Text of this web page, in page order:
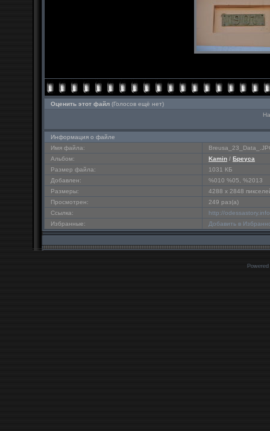
Оценить этот файл (Голосов ещё нет)
Информация о файле
Имя файла:
Альбом:
Kamin / Бреуса
Размер файла:
1031 КБ
Добавлен:
%010 %05, %2013
Размеры:
4288 x 2848
Просмотрен:
249 раз(а)
Ссылка:
http://
Избранные:
Добавить в